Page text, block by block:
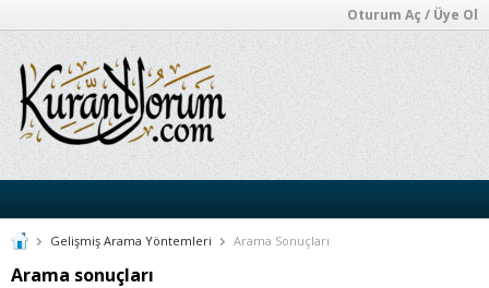
Oturum Aç / Üye Ol
Gelişmiş Arama Yöntemleri Arama Sonuçları
Arama sonuçları